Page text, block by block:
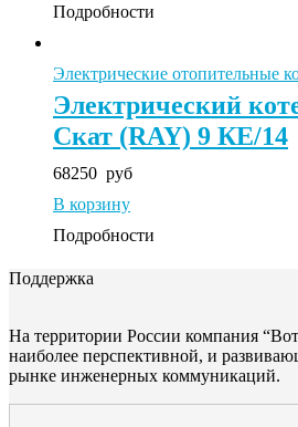
Подробности
Электрические отопительные
Электрический
Скат (RAY) 9 КE/14
68250 руб
В корзину
Подробности
Поддержка
На территории России компания
наиболее перспективной, и
рынке инженерных коммуникаций.